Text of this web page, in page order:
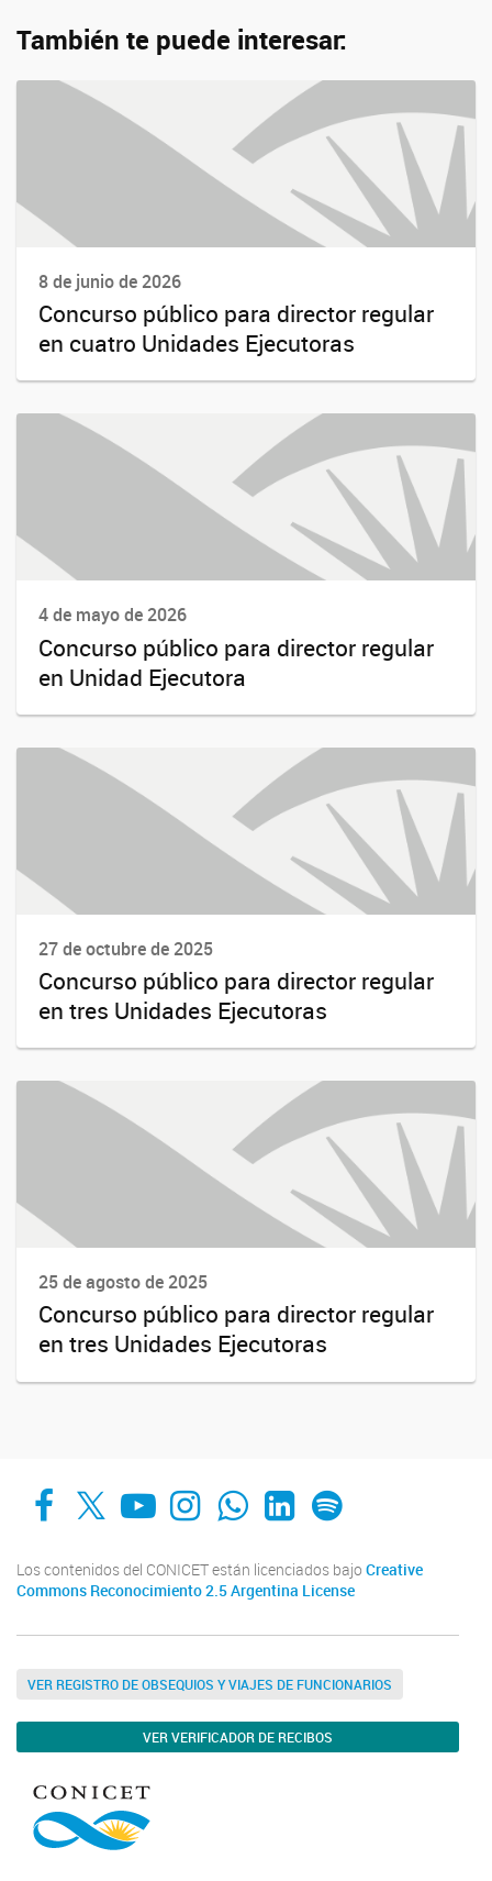
También te puede interesar:
8 de junio de 2026
Concurso público para director regular
en cuatro Unidades Ejecutoras
4 de mayo de 2026
Concurso público para director regular
en Unidad Ejecutora
27 de octubre de 2025
Concurso público para director regular
en tres Unidades Ejecutoras
25 de agosto de 2025
Concurso público para director regular
en tres Unidades Ejecutoras
Facebook
X YouTube
Instagram
Whats AppLinkedIn
Spotify
Los contenidos del CONICET están licenciados bajo Creative
Commons Reconocimiento 2.5 Argentina License
VER REGISTRO DE OBSEQUIOS Y VIAJES DE FUNCIONARIOS
VER VERIFICADOR DE RECIBOS